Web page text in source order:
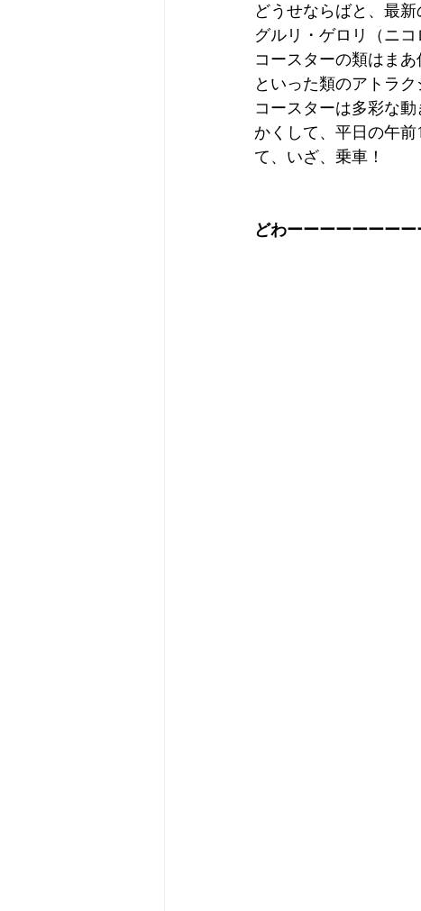
どうせならばと、最
グルリ・ゲロリ（ニ
コースターの類はま
といった類のアトラ
コースターは多彩な
かくして、平日の午
て、いざ、乗車！
どわーーーーーーー